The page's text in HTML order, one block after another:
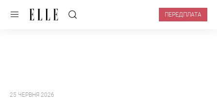
ПЕРЕДПЛАТА
25 ЧЕРВНЯ 2026